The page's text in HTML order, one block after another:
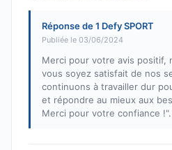
Réponse de 1 Defy SPORT
Publiée le 03/06/2024
Merci pour votre avis positif,
vous soyez satisfait de nos
continuons à travailler dur
et répondre au mieux aux
Merci pour votre confiance !".